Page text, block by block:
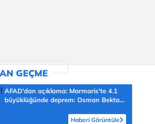
AFAD'dan açıklama: Marmaris'te 4.1
büyüklüğünde deprem: Osman Bektaş
Haberi Görüntüle